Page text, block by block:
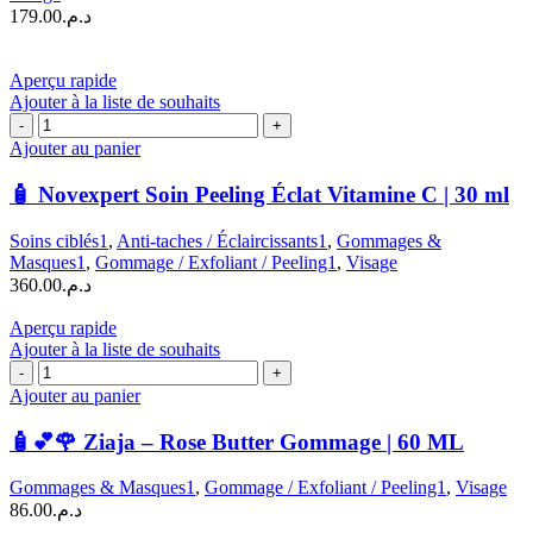
jour
la
vitamine
C
|50
د.م.179.00
Aperçu rapide
Ajouter à la liste de souhaits
quantité
de
Novexpert
Soin
Peeling
Éclat
Vitamine
C
30
ml
Ajouter au panier
🧴 Novexpert Soin Peeling Éclat Vitamine C | 30 ml
Soins ciblés1 , Anti-taches / Éclaircissants1 , Gommages &
Masques1 , Gommage / Exfoliant / Peeling1 , Visage
د.م.360.00
Aperçu rapide
Ajouter à la liste de souhaits
quantité
de
💕
🌹
–
Rose
Ajouter au panier
🧴💕🌹 Ziaja – Rose Butter Gommage | 60 ML
Gommages & Masques1 , Gommage / Exfoliant / Peeling1 , Visage
د.م.86.00